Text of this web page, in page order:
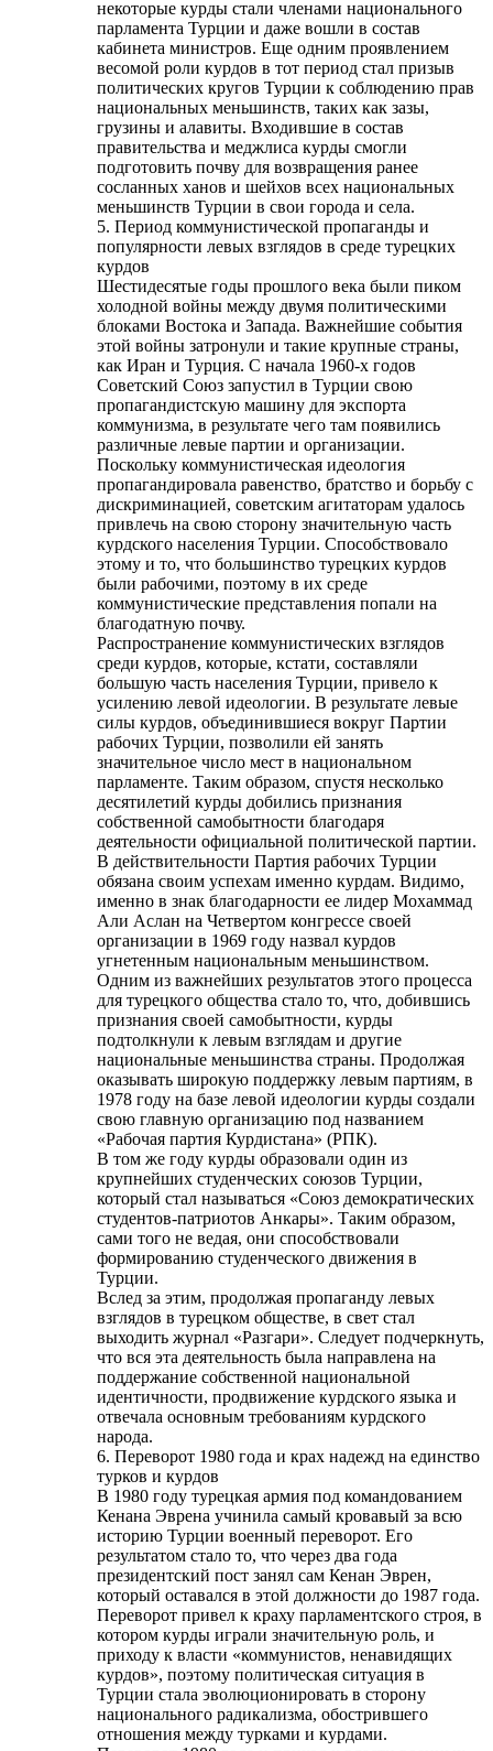
некоторые курды стали членами национального
парламента Турции и даже вошли в состав
кабинета министров. Еще одним проявлением
весомой роли курдов в тот период стал призыв
политических кругов Турции к соблюдению прав
национальных меньшинств, таких как зазы,
грузины и алавиты. Входившие в состав
правительства и меджлиса курды смогли
подготовить почву для возвращения ранее
сосланных ханов и шейхов всех национальных
меньшинств Турции в свои города и села.
5. Период коммунистической пропаганды и
популярности левых взглядов в среде турецких
курдов
Шестидесятые годы прошлого века были пиком
холодной войны между двумя политическими
блоками Востока и Запада. Важнейшие события
этой войны затронули и такие крупные страны,
как Иран и Турция. С начала 1960-х годов
Советский Союз запустил в Турции свою
пропагандистскую машину для экспорта
коммунизма, в результате чего там появились
различные левые партии и организации.
Поскольку коммунистическая идеология
пропагандировала равенство, братство и борьбу с
дискриминацией, советским агитаторам удалось
привлечь на свою сторону значительную часть
курдского населения Турции. Способствовало
этому и то, что большинство турецких курдов
были рабочими, поэтому в их среде
коммунистические представления попали на
благодатную почву.
Распространение коммунистических взглядов
среди курдов, которые, кстати, составляли
большую часть населения Турции, привело к
усилению левой идеологии. В результате левые
силы курдов, объединившиеся вокруг Партии
рабочих Турции, позволили ей занять
значительное число мест в национальном
парламенте. Таким образом, спустя несколько
десятилетий курды добились признания
собственной самобытности благодаря
деятельности официальной политической партии.
В действительности Партия рабочих Турции
обязана своим успехам именно курдам. Видимо,
именно в знак благодарности ее лидер Мохаммад
Али Аслан на Четвертом конгрессе своей
организации в 1969 году назвал курдов
угнетенным национальным меньшинством.
Одним из важнейших результатов этого процесса
для турецкого общества стало то, что, добившись
признания своей самобытности, курды
подтолкнули к левым взглядам и другие
национальные меньшинства страны. Продолжая
оказывать широкую поддержку левым партиям, в
1978 году на базе левой идеологии курды создали
свою главную организацию под названием
«Рабочая партия Курдистана» (РПК).
В том же году курды образовали один из
крупнейших студенческих союзов Турции,
который стал называться «Союз демократических
студентов-патриотов Анкары». Таким образом,
сами того не ведая, они способствовали
формированию студенческого движения в
Турции.
Вслед за этим, продолжая пропаганду левых
взглядов в турецком обществе, в свет стал
выходить журнал «Разгари». Следует подчеркнуть,
что вся эта деятельность была направлена на
поддержание собственной национальной
идентичности, продвижение курдского языка и
отвечала основным требованиям курдского
народа.
6. Переворот 1980 года и крах надежд на единство
турков и курдов
В 1980 году турецкая армия под командованием
Кенана Эврена учинила самый кровавый за всю
историю Турции военный переворот. Его
результатом стало то, что через два года
президентский пост занял сам Кенан Эврен,
который оставался в этой должности до 1987 года.
Переворот привел к краху парламентского строя, в
котором курды играли значительную роль, и
приходу к власти «коммунистов, ненавидящих
курдов», поэтому политическая ситуация в
Турции стала эволюционировать в сторону
национального радикализма, обострившего
отношения между турками и курдами.